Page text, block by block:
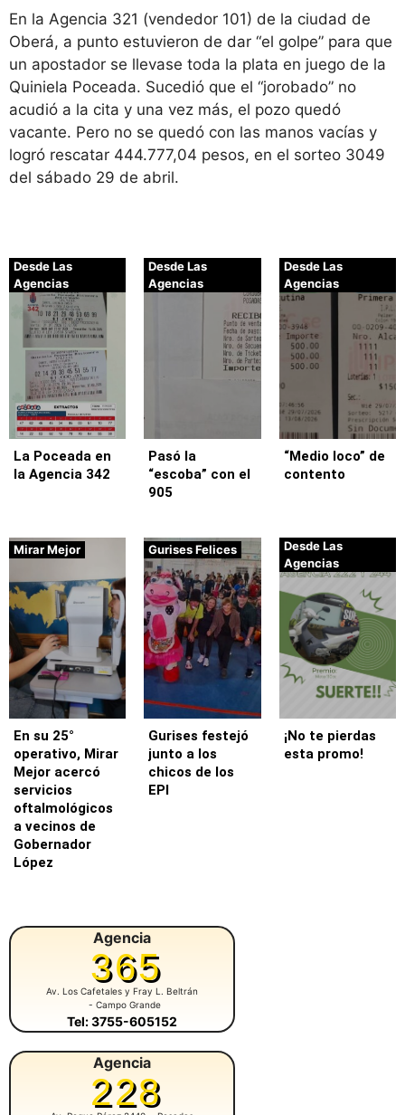
En la Agencia 321 (vendedor 101) de la ciudad de
Oberá, a punto estuvieron de dar “el golpe” para que
un apostador se llevase toda la plata en juego de la
Quiniela Poceada. Sucedió que el “jorobado” no
acudió a la cita y una vez más, el pozo quedó
vacante. Pero no se quedó con las manos vacías y
logró rescatar 444.777,04 pesos, en el sorteo 3049
del sábado 29 de abril.
Desde Las
Agencias
La Poceada en
la Agencia 342
Desde Las
Agencias
Pasó la
“escoba” con el
905
Desde Las
Agencias
“Medio loco” de
contento
Mirar Mejor
En su 25°
operativo, Mirar
Mejor acercó
servicios
oftalmológicos
a vecinos de
Gobernador
López
Gurises Felices
Gurises festejó
junto a los
chicos de los
EPI
Desde Las
Agencias
¡No te pierdas
esta promo!
Agencia
365
Av. Los Cafetales y Fray L. Beltrán
- Campo Grande
Tel: 3755-605152
Agencia
228